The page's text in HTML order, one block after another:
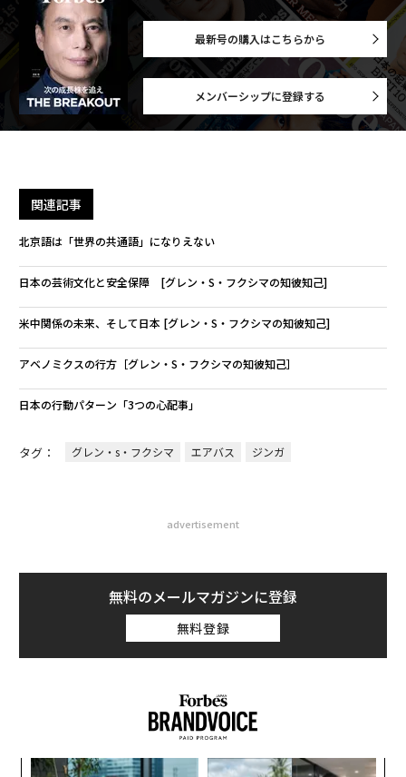
最新号の購入はこちらから
メンバーシップに登録する
関連記事
北京語は「世界の共通語」になりえない
日本の芸術文化と安全保障 [グレン・S・フクシマの知彼知己]
米中関係の未来、そして日本 [グレン・S・フクシマの知彼知己]
アベノミクスの行方［グレン・S・フクシマの知彼知己］
日本の行動パターン「3つの心配事」
タグ： グレン・s・フクシマ エアバス ジンガ
advertisement
無料のメールマガジンに登録
無料登録